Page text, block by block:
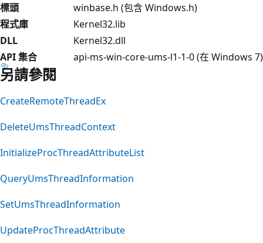
標頭
winbase.h (包含 Windows.h)
程式庫
Kernel32.lib
DLL
Kernel32.dll
API 集合
api-ms-win-core-ums-l1-1-0 (在 Windows 7)
另請參閱
CreateRemoteThreadEx
DeleteUmsThreadContext
InitializeProcThreadAttributeList
QueryUmsThreadInformation
SetUmsThreadInformation
UpdateProcThreadAttribute